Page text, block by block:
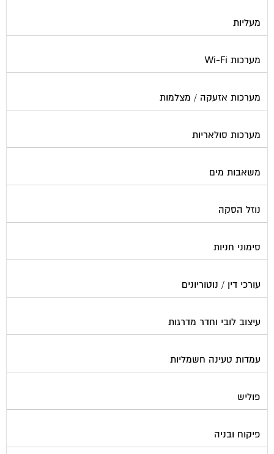
מעליות
מערכות Wi-Fi
מערכות אזעקה / מצלמות
מערכות סולאריות
משאבות מים
נוזל הסקה
סימוני חניות
עורכי דין / נוטוריונים
עיצוב לובי וחדר מדרגות
עמדות טעינה חשמליות
פוליש
פיקוח ובניה